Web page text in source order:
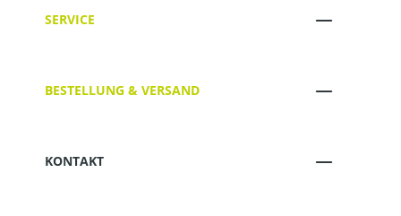
SERVICE
BESTELLUNG & VERSAND
KONTAKT